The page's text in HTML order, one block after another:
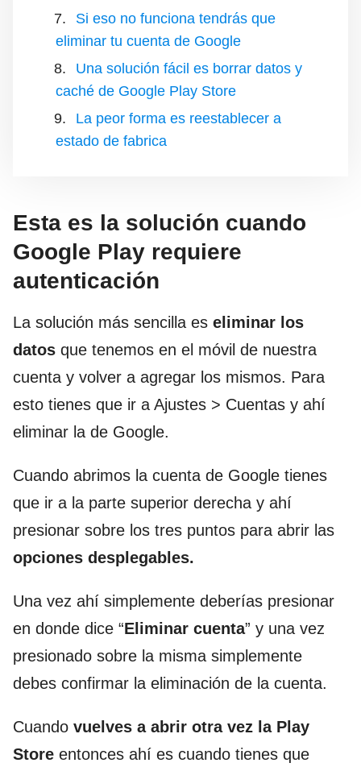
Si eso no funciona tendrás que
eliminar tu cuenta de Google
Una solución fácil es borrar datos y
caché de Google Play Store
La peor forma es reestablecer a
estado de fabrica
Esta es la solución cuando
Google Play requiere
autenticación
La solución más sencilla es eliminar los
datos que tenemos en el móvil de nuestra
cuenta y volver a agregar los mismos. Para
esto tienes que ir a Ajustes > Cuentas y ahí
eliminar la de Google.
Cuando abrimos la cuenta de Google tienes
que ir a la parte superior derecha y ahí
presionar sobre los tres puntos para abrir las
opciones desplegables.
Una vez ahí simplemente deberías presionar
en donde dice “Eliminar cuenta” y una vez
presionado sobre la misma simplemente
debes confirmar la eliminación de la cuenta.
Cuando vuelves a abrir otra vez la Play
Store entonces ahí es cuando tienes que